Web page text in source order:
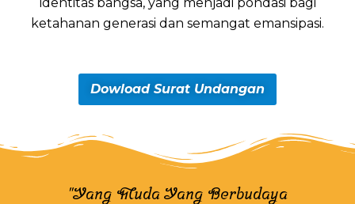
ketahanan generasi dan semangat emansipasi.
Dowload Surat Undangan
"Yang Muda Yang Berbudaya